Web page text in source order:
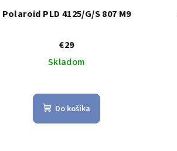
Polaroid PLD 4125/G/S 807 M9
€29
Skladom
Do košíka